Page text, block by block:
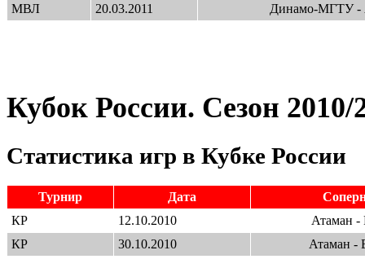
МВЛ
20.03.2011 Динамо-МГТУ -
Кубок России. Сезон 2010/
Статистика игр в Кубке России
Турнир Дата
КР
12.10.2010
Атаман -
КР
30.10.2010
Атаман -